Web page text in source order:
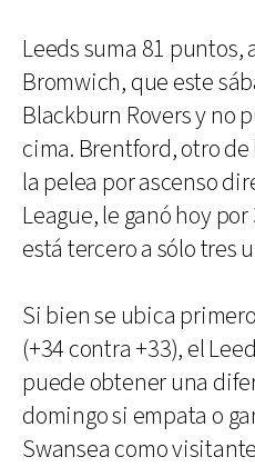
Leeds suma 81 puntos,
Bromwich, que este
Blackburn Rovers y no
cima. Brentford, otro
la pelea por ascenso
League, le ganó hoy
está tercero a sólo tres
Si bien se ubica
(+34 contra +33), el
puede obtener una
domingo si empata o
Swansea como